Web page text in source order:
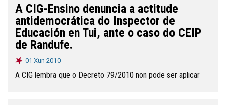
A CIG-Ensino denuncia a actitude
antidemocrática do Inspector de
Educación en Tui, ante o caso do CEIP
de Randufe.
01 Xun 2010
A CIG lembra que o Decreto 79/2010 non pode ser aplicar